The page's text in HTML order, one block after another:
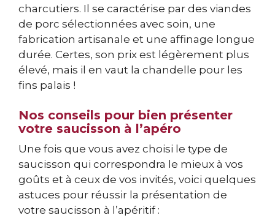
charcutiers. Il se caractérise par des viandes
de porc sélectionnées avec soin, une
fabrication artisanale et une affinage longue
durée. Certes, son prix est légèrement plus
élevé, mais il en vaut la chandelle pour les
fins palais !
Nos conseils pour bien présenter
votre saucisson à l’apéro
Une fois que vous avez choisi le type de
saucisson qui correspondra le mieux à vos
goûts et à ceux de vos invités, voici quelques
astuces pour réussir la présentation de
votre saucisson à l’apéritif :